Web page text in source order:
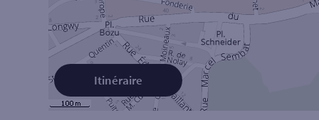
Itinéraire